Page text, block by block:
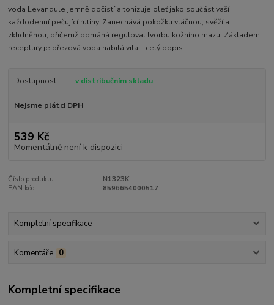
voda Levandule jemně dočistí a tonizuje pleť jako součást vaší
každodenní pečující rutiny. Zanechává pokožku vláčnou, svěží a
zklidněnou, přičemž pomáhá regulovat tvorbu kožního mazu. Základem
receptury je březová voda nabitá vita... celý popis
Dostupnost v distribučním skladu
Nejsme plátci DPH
539 Kč
Momentálně není k dispozici
Číslo produktu:
N1323K
EAN kód:
8596654000517
Kompletní specifikace
Komentáře 0
Kompletní specifikace